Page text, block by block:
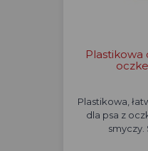
Plastikowa
Plastikowa,
dla psa z